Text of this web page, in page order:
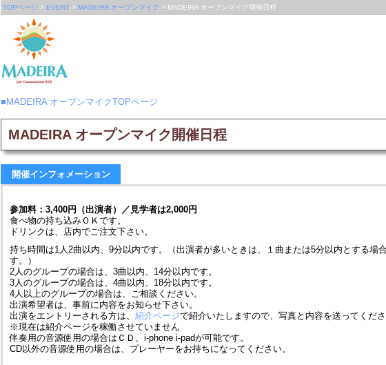
TOPページ > EVENT > MADEIRA オープンマイク > MADEIRA オープンマイク開催日程
■MADEIRA オープンマイクTOPページ
MADEIRA オープンマイク開催日程
開催インフォメーション
参加料：3,400円（出演者）／見学者は2,000円
食べ物の持ち込みＯＫです。
ドリンクは、店内でご注文下さい。
持ち時間は1人2曲以内、9分以内です。（出演者が多いときは、１曲または5分以内とする場
す。）
2人のグループの場合は、3曲以内、14分以内です。
3人のグループの場合は、4曲以内、18分以内です。
4人以上のグループの場合は、ご相談ください。
出演希望者は、事前に内容をお知らせ下さい。
出演をエントリーされる方は、 紹介ページで紹介いたしますので、写真と内容を送ってくだ
※現在は紹介ページを稼働させていません
伴奏用の音源使用の場合はＣＤ、i-phone i-padが可能です。
CD以外の音源使用の場合は、プレーヤーをお持ちになってください。